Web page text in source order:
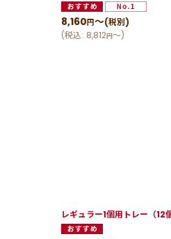
8,160 円～(税別)
(税込: 8,812円～)
レギュラー1個用トレー（12